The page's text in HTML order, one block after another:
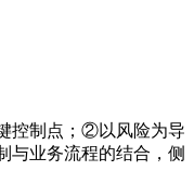
控制点；②以风险为导
与业务流程的结合，侧